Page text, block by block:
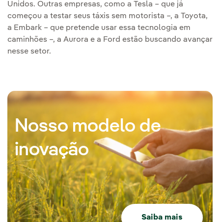
Unidos. Outras empresas, como a Tesla – que já
começou a testar seus táxis sem motorista –, a Toyota,
a Embark – que pretende usar essa tecnologia em
caminhões –, a Aurora e a Ford estão buscando avançar
nesse setor.
Nosso modelo de
inovação
Saiba mais